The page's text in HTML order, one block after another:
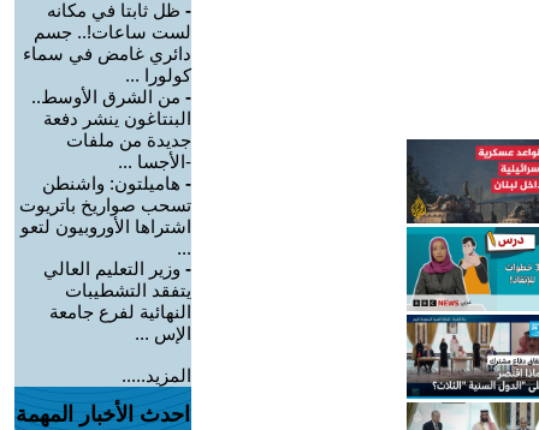
- ظل ثابتا في مكانه
لست ساعات!.. جسم
دائري غامض في سماء
كولورا ...
- من الشرق الأوسط..
البنتاغون ينشر دفعة
جديدة من ملفات
-الأجسا ...
- هاميلتون: واشنطن
تسحب صواريخ باتريوت
اشتراها الأوروبيون لتعو
...
- وزير التعليم العالي
يتفقد التشطيبات
النهائية لفرع جامعة
الإس ...
المزيد.....
احدث الأخبار المهمة